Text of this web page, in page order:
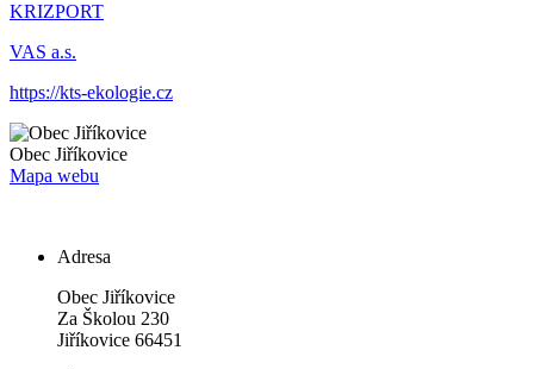
KRIZPORT
VAS a.s.
https://kts-ekologie.cz
Obec Jiříkovice
Mapa webu
Adresa
Obec Jiříkovice
Za Školou 230
Jiříkovice 66451